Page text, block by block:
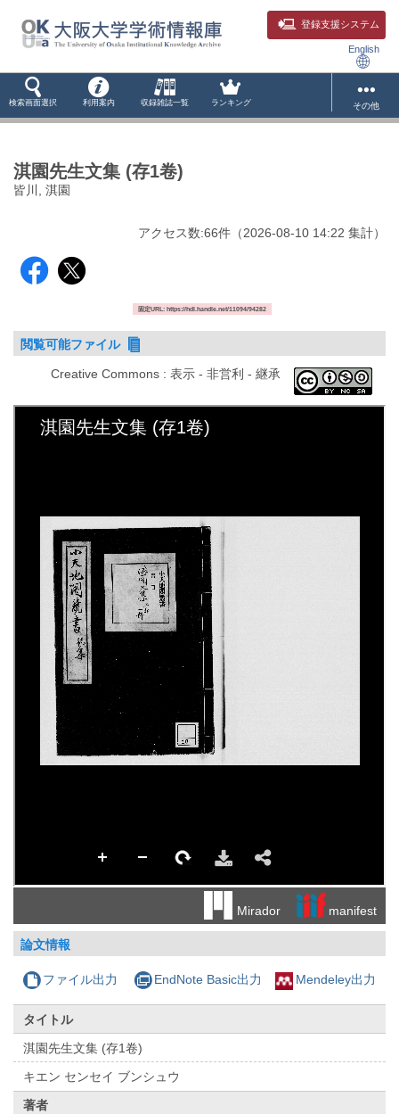
登録支援システム
English
検索画面選択 利用案内 収録雑誌一覧 ランキング その他
淇園先生文集 (存1卷)
皆川, 淇園
アクセス数:66件 （2026-08-10 14:22 集計）
固定URL: https://hdl.handle.net/11094/94282
閲覧可能ファイル
Creative Commons : 表示 - 非営利 - 継承
Mirador manifest
論文情報
ファイル出力 EndNote Basic出力 Mendeley出力
タイトル
淇園先生文集 (存1卷)
キエン センセイ ブンシュウ
著者